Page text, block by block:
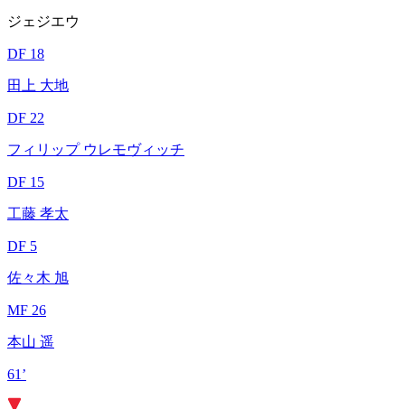
ジェジエウ
DF 18
田上 大地
DF 22
フィリップ ウレモヴィッチ
DF 15
工藤 孝太
DF 5
佐々木 旭
MF 26
本山 遥
61’